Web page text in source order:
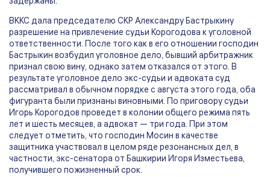
ВККС дала председателю СКР Александру Бастрыкину
разрешение на привлечение судьи Корогодова к уголовной
ответственности. После того как в его отношении господин
Бастрыкин возбудил уголовное дело, бывший арбитражник
признал свою вину, однако затем отказался от этого. В
результате уголовное дело экс-судьи и адвоката суд
рассматривал в обычном порядке с августа этого года, оба
фигуранта были признаны виновными. По приговору судьи
Игорь Корогодов проведет в колонии общего режима пять
лет и шесть месяцев, а адвокат — три года. При этом
следует отметить, что господин Мосин в качестве
защитника участвовал в целом ряде резонансных дел, в
частности, экс-сенатора от Башкирии Игоря Изместьева,
получившего пожизненный срок.